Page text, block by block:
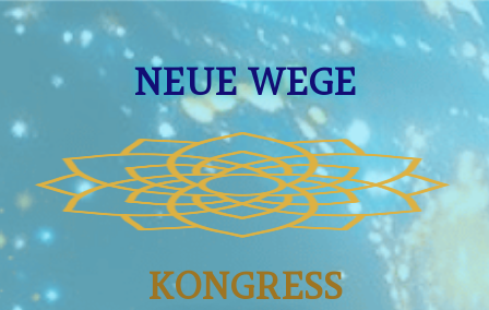
NEUE WEGE
KONGRESS